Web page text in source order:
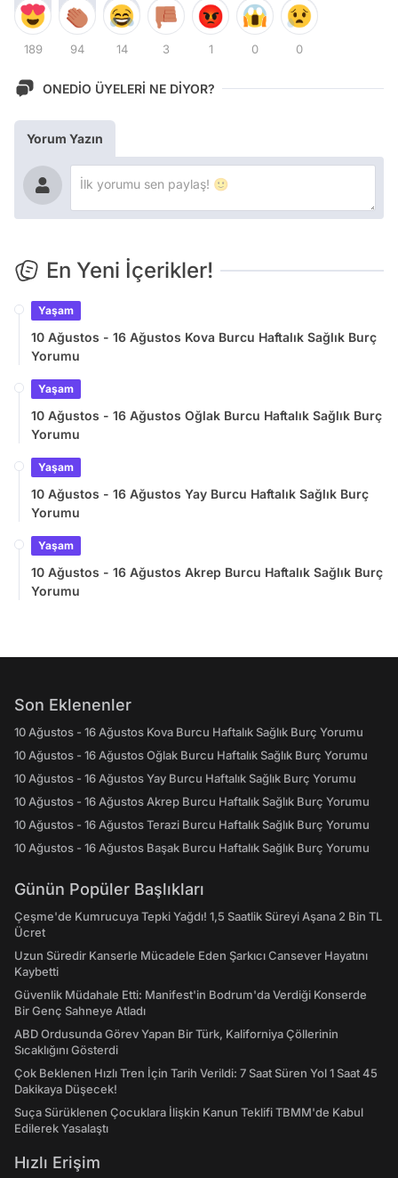
189 94 14 3 1 0 0
ONEDİO ÜYELERİ NE DİYOR?
Yorum Yazın
En Yeni İçerikler!
Yaşam
10 Ağustos - 16 Ağustos Kova Burcu Haftalık Sağlık Burç
Yorumu
Yaşam
10 Ağustos - 16 Ağustos Oğlak Burcu Haftalık Sağlık Burç
Yorumu
Yaşam
10 Ağustos - 16 Ağustos Yay Burcu Haftalık Sağlık Burç
Yorumu
Yaşam
10 Ağustos - 16 Ağustos Akrep Burcu Haftalık Sağlık Burç
Yorumu
Son Eklenenler
10 Ağustos - 16 Ağustos Kova Burcu Haftalık Sağlık Burç Yorumu
10 Ağustos - 16 Ağustos Oğlak Burcu Haftalık Sağlık Burç Yorumu
10 Ağustos - 16 Ağustos Yay Burcu Haftalık Sağlık Burç Yorumu
10 Ağustos - 16 Ağustos Akrep Burcu Haftalık Sağlık Burç Yorumu
10 Ağustos - 16 Ağustos Terazi Burcu Haftalık Sağlık Burç Yorumu
10 Ağustos - 16 Ağustos Başak Burcu Haftalık Sağlık Burç Yorumu
Günün Popüler Başlıkları
Çeşme'de Kumrucuya Tepki Yağdı! 1,5 Saatlik Süreyi Aşana 2 Bin TL
Ücret
Uzun Süredir Kanserle Mücadele Eden Şarkıcı Cansever Hayatını
Kaybetti
Güvenlik Müdahale Etti: Manifest'in Bodrum'da Verdiği Konserde
Bir Genç Sahneye Atladı
ABD Ordusunda Görev Yapan Bir Türk, Kaliforniya Çöllerinin
Sıcaklığını Gösterdi
Çok Beklenen Hızlı Tren İçin Tarih Verildi: 7 Saat Süren Yol 1 Saat 45
Dakikaya Düşecek!
Suça Sürüklenen Çocuklara İlişkin Kanun Teklifi TBMM'de Kabul
Edilerek Yasalaştı
Hızlı Erişim